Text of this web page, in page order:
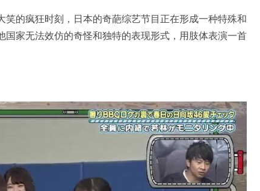
的疯狂时刻，日本的奇葩综艺节目正在形成一种特殊和
家无法效仿的奇怪和独特的表现形式，用肢体表演一首